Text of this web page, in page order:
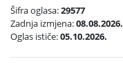
Šifra oglasa:29577
Zadnja izmjena:08.08.2026.
Oglas ističe:05.10.2026.